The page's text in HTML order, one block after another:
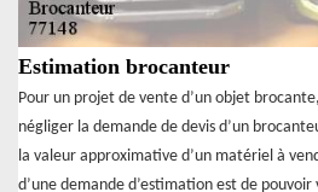
Estimation brocanteur
Pour un projet de vente d’un objet
négliger la demande de devis d’un
la valeur approximative d’un matériel à
d’une demande d’estimation est de